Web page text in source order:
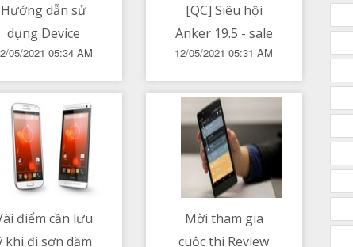
Hướng dẫn sử
dụng Device
Manager để
phục sự cố
driver trong
Windows 10
05/2021 05:34 AM
[QC] Siêu hội
Anker 19.5 - sale
sốc toàn gian
hàng lên đến 50
percent tại
Lazada
12/05/2021 05:31 AM
điểm cần lưu
khi đi sơn dặm
Mời tham gia
cuộc thi Review